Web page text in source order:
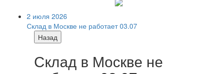
2 июля 2026
Склад в Москве не работает 03.07
Назад
Склад в Москве не